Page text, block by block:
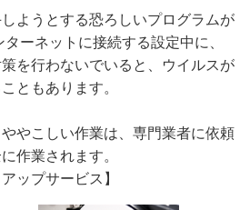
ようとする恐ろしいプログラムが
ーネットに接続する設定中に、
を行わないでいると、ウイルスが
ともあります。
やこしい作業は、専門業者に依頼
作業されます。
ップサービス】